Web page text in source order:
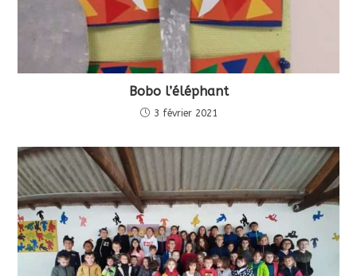
Bobo l’éléphant
3 février 2021